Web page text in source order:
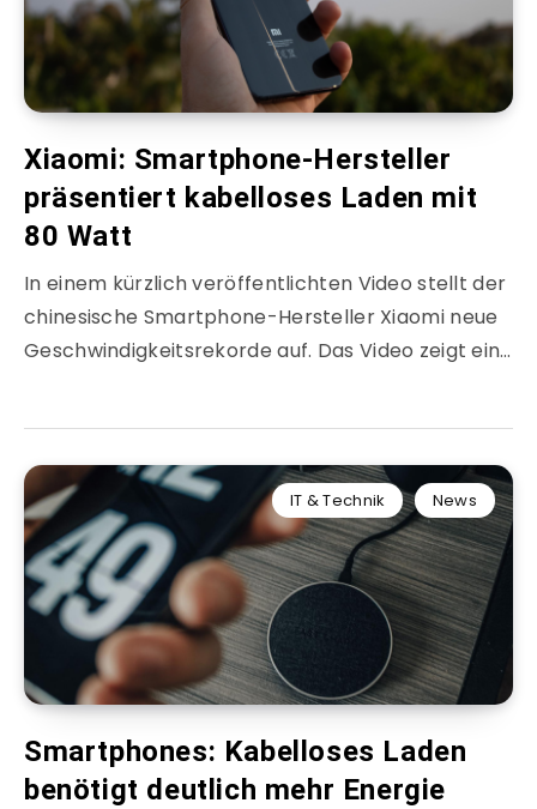
Xiaomi: Smartphone-Hersteller
präsentiert kabelloses Laden mit
80 Watt
In einem kürzlich veröffentlichten Video stellt der
chinesische Smartphone-Hersteller Xiaomi neue
Geschwindigkeitsrekorde auf. Das Video zeigt ein…
IT & Technik News
Smartphones: Kabelloses Laden
benötigt deutlich mehr Energie